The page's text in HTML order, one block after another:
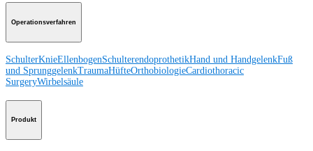
Operationsverfahren
SchulterKnieEllenbogenSchulterendoprothetikHand und HandgelenkFuß
und SprunggelenkTraumaHüfteOrthobiologieCardiothoracic
SurgeryWirbelsäule
Produkt